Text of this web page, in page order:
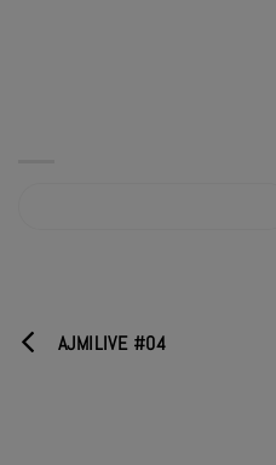
AJMILIVE #04